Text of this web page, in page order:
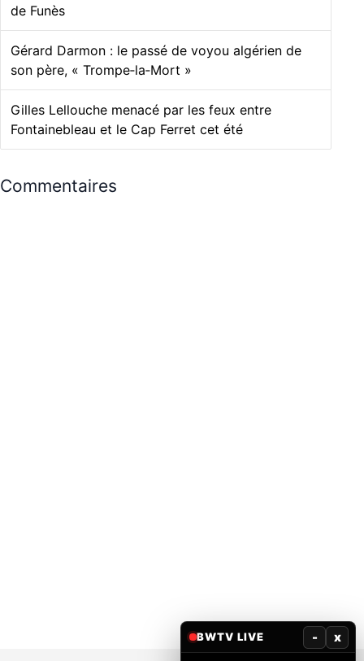
de Funès
Gérard Darmon : le passé de voyou algérien de
son père, « Trompe‑la‑Mort »
Gilles Lellouche menacé par les feux entre
Fontainebleau et le Cap Ferret cet été
Commentaires
BWTV LIVE - x